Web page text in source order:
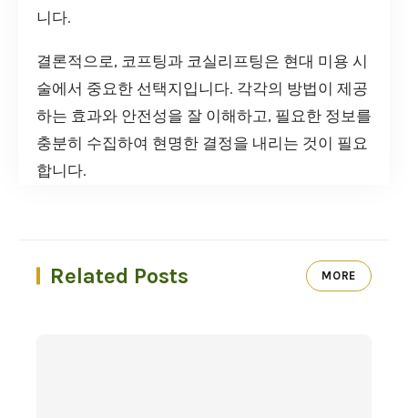
니다.
결론적으로, 코프팅과 코실리프팅은 현대 미용 시
술에서 중요한 선택지입니다. 각각의 방법이 제공
하는 효과와 안전성을 잘 이해하고, 필요한 정보를
충분히 수집하여 현명한 결정을 내리는 것이 필요
합니다.
Related Posts MORE